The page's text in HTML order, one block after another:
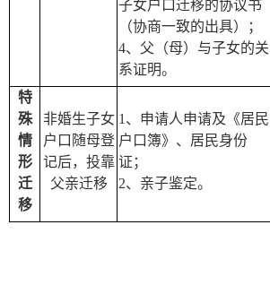
子女户口迁移的协议书
（协商一致的出具）；
4、父（母）与子女的关
系证明。
特
殊
情
形
迁
移
非婚生子女
户口随母登
记后，投靠
父亲迁移
1 、申请人申请及《居民
户口簿》、居民身份
证；
2、亲子鉴定。